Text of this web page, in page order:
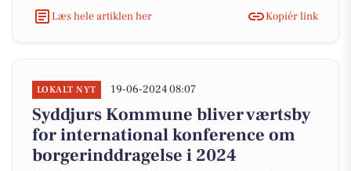
Læs hele artiklen her Kopiér link
LOKALT NYT 19-06-2024 08:07
Syddjurs Kommune bliver værtsby
for international konference om
borgerinddragelse i 2024